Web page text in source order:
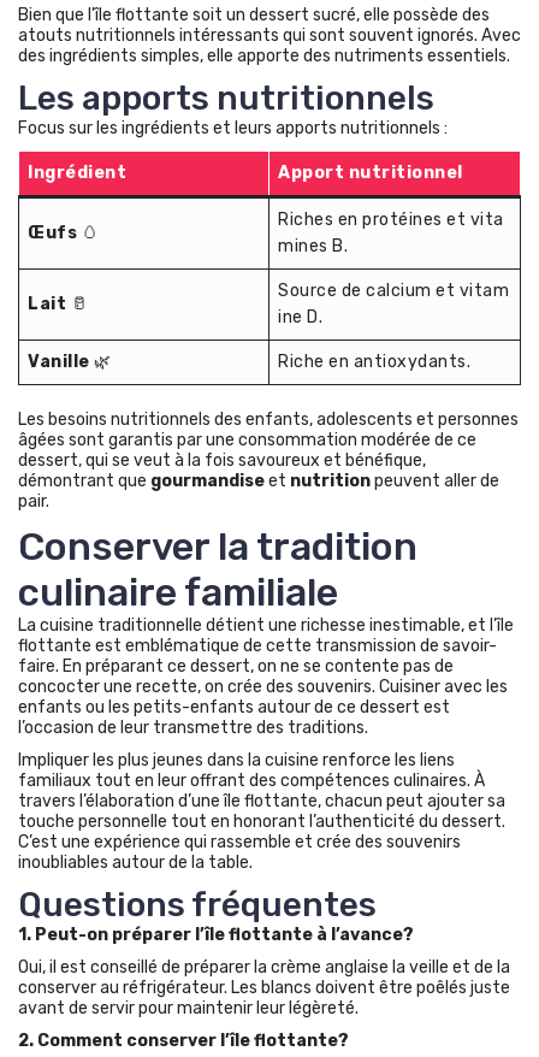
Bien que l’île flottante soit un dessert sucré, elle possède des
atouts nutritionnels intéressants qui sont souvent ignorés. Avec
des ingrédients simples, elle apporte des nutriments essentiels.
Les apports nutritionnels
Focus sur les ingrédients et leurs apports nutritionnels :
Ingrédient Apport nutritionnel
Œufs 🥚
Riches en protéines et vita
mines B.
Lait 🥛
Source de calcium et vitam
ine D.
Vanille 🌿 Riche en antioxydants.
Les besoins nutritionnels des enfants, adolescents et personnes
âgées sont garantis par une consommation modérée de ce
dessert, qui se veut à la fois savoureux et bénéfique,
démontrant que gourmandiseet nutritionpeuvent aller de
pair.
Conserver la tradition
culinaire familiale
La cuisine traditionnelle détient une richesse inestimable, et l’île
flottante est emblématique de cette transmission de savoir-
faire. En préparant ce dessert, on ne se contente pas de
concocter une recette, on crée des souvenirs. Cuisiner avec les
enfants ou les petits-enfants autour de ce dessert est
l’occasion de leur transmettre des traditions.
Impliquer les plus jeunes dans la cuisine renforce les liens
familiaux tout en leur offrant des compétences culinaires. À
travers l’élaboration d’une île flottante, chacun peut ajouter sa
touche personnelle tout en honorant l’authenticité du dessert.
C’est une expérience qui rassemble et crée des souvenirs
inoubliables autour de la table.
Questions fréquentes
1. Peut-on préparer l’île flottante à l’avance?
Oui, il est conseillé de préparer la crème anglaise la veille et de la
conserver au réfrigérateur. Les blancs doivent être poêlés juste
avant de servir pour maintenir leur légèreté.
2. Comment conserver l’île flottante?